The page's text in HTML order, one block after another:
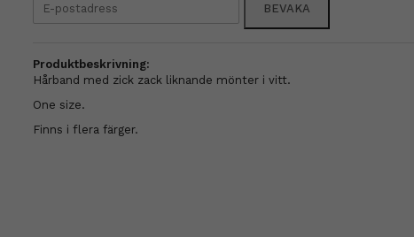
BEVAKA
Produktbeskrivning:
Hårband med zick zack liknande mönter i vitt.
One size.
Finns i flera färger.